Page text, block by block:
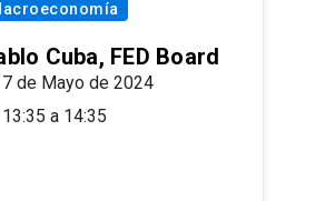
Cuba, FED Board
7 de Mayo de 2024
13:35 a 14:35